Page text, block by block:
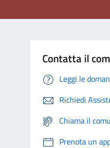
Contatta il
Leggi le
Richiedi
Chiama il
Prenota un